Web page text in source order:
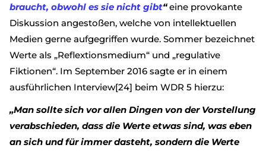
braucht, obwohl es sie nicht gibt“eine provokante
Diskussion angestoßen, welche von intellektuellen
Medien gerne aufgegriffen wurde. Sommer bezeichnet
Werte als „Reflextionsmedium“ und „regulative
Fiktionen“. Im September 2016 sagte er in einem
ausführlichen Interview[24] beim WDR 5 hierzu:
„Man sollte sich vor allen Dingen von der Vorstellung
verabschieden, dass die Werte etwas sind, was eben
an sich und für immer dasteht, sondern die Werte